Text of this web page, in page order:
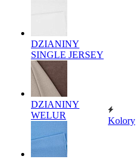
DZIANINY
SINGLE JERSEY
DZIANINY
WELUR
Kolory